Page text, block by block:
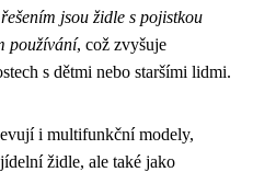
jsou židle s pojistkou
používání, což zvyšuje
s dětmi nebo staršími lidmi.
i multifunkční modely,
židle, ale také jako